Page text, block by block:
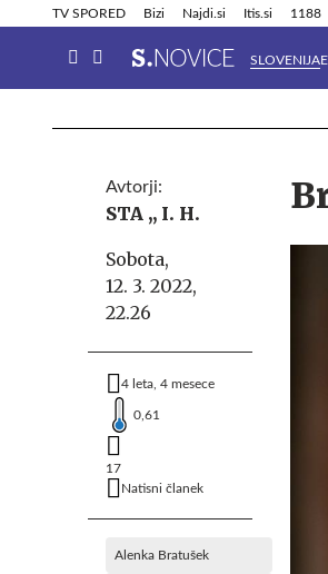
TV SPORED Bizi Najdi.si Itis.si 1188
SLOVENIJA
Info in obvestila
Avtorji:
STA ,, I. H.
Sobota,
12. 3. 2022,
22.26
4 leta, 4 mesece
0,61
17
Natisni članek
Alenka Bratušek